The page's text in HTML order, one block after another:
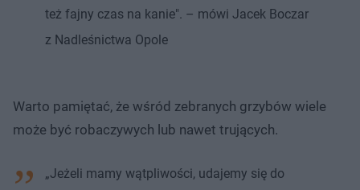
też fajny czas na kanie". – mówi Jacek Boczar
z Nadleśnictwa Opole
Warto pamiętać, że wśród zebranych grzybów wiele
może być robaczywych lub nawet trujących.
„Jeżeli mamy wątpliwości, udajemy się do